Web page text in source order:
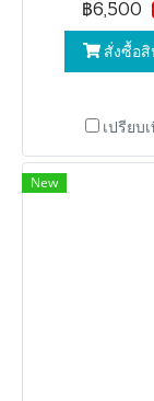
฿6,500
สั่งซื้อ
เปรียบ
New